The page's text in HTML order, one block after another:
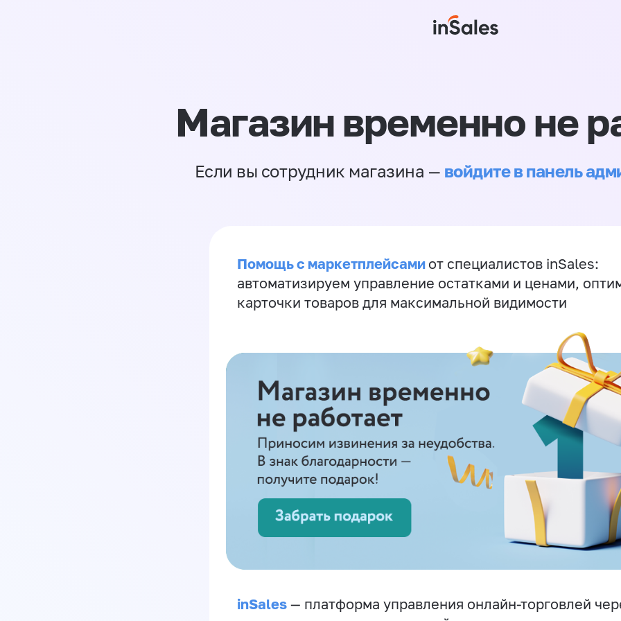
Магазин временно не
Если вы сотрудник магазина — войдите в панель
Помощь с маркетплейсами от специалистов inSales:
автоматизируем управление остатками и ценами,
карточки товаров для максимальной видимости
inSales — платформа управления онлайн-торговлей